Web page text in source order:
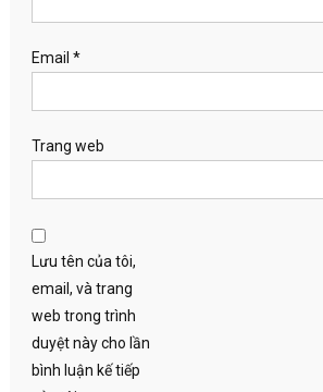
Email *
Trang web
Lưu tên của tôi,
email, và trang
web trong trình
duyệt này cho lần
bình luận kế tiếp